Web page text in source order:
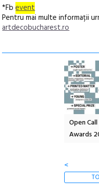
*Fbevent
Pentru mai multe informații
artdecobucharest.ro
Open
Awards
<